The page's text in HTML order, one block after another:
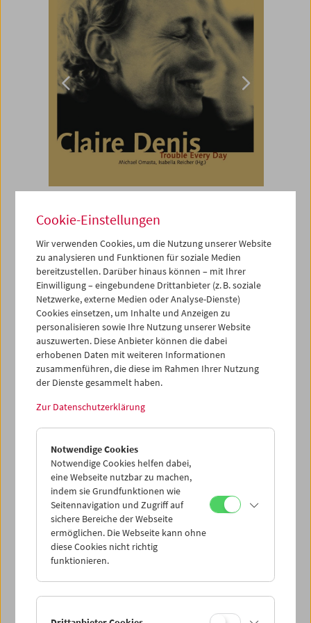
Buch
Claire Denis
Trouble Every Day
Vergriffen
"Claire Denis ist als Filmemacherin
unvergleichlich, und ein wunderbares
Geschenk an uns alle!" (Jim Jarmusch) Die
französische Regisseurin Claire Denis ist in
den 1990er Jahren mit Arbeiten wieChocolat,
Nénette et BoniundBeau travail
wichtigsten Filmkünstlerinnen der Gegenwart
Buch über Claire Denis widmet sich der
Person, ihrer konsequenten Ästhetik und
ihren kulturellen Einflüssen. Mit Beiträgen von
Jean-Luc Nancy, Peter Baxter, Martine
Beugnet, Ralph Eue, Christine N. Brinckmann,
Ekkehard Knörer, Vrääth Öhner, Michael
Omasta, Isabella Reicher, einem Vorwort von
Jim Jarmusch und einem umfassenden
Gespräch mit der Künstlerin.
"'Trouble Every Day' ist ein Arbeitsbuch und ein
schönes Buch zugleich. Wie Jim Jarmusch von
Cookie-Einstellungen
Wir verwenden Cookies, um die Nutzung unserer Website
zu analysieren und Funktionen für soziale Medien
bereitzustellen. Darüber hinaus können – mit Ihrer
Einwilligung – eingebundene Drittanbieter (z. B. soziale
Netzwerke, externe Medien oder Analyse-Dienste)
Cookies einsetzen, um Inhalte und Anzeigen zu
personalisieren sowie Ihre Nutzung unserer Website
auszuwerten. Diese Anbieter können die dabei
erhobenen Daten mit weiteren Informationen
zusammenführen, die diese im Rahmen Ihrer Nutzung
der Dienste gesammelt haben.
Zur Datenschutzerklärung
Notwendige Cookies
Notwendige Cookies helfen dabei,
eine Webseite nutzbar zu machen,
indem sie Grundfunktionen wie
Seitennavigation und Zugriff auf
sichere Bereiche der Webseite
ermöglichen. Die Webseite kann ohne
diese Cookies nicht richtig
funktionieren.